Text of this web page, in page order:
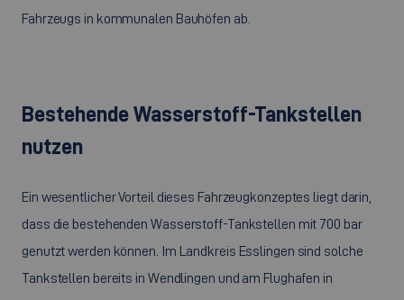
Fahrzeugs in kommunalen Bauhöfen ab.
Bestehende Wasserstoff-Tankstellen
nutzen
Ein wesentlicher Vorteil dieses Fahrzeugkonzeptes liegt darin,
dass die bestehenden Wasserstoff-Tankstellen mit 700 bar
genutzt werden können. Im Landkreis Esslingen sind solche
Tankstellen bereits in Wendlingen und am Flughafen in